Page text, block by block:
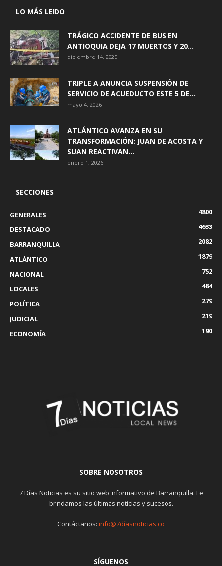
LO MÁS LEIDO
TRÁGICO ACCIDENTE DE BUS EN
ANTIOQUIA DEJA 17 MUERTOS Y 20...
diciembre 14, 2025
TRIPLE A ANUNCIA SUSPENSIÓN DE
SERVICIO DE ACUEDUCTO ESTE 5 DE...
mayo 4, 2026
ATLÁNTICO AVANZA EN SU
TRANSFORMACIÓN: JUAN DE ACOSTA Y
SUAN REACTIVAN...
enero 1, 2026
SECCIONES
GENERALES
4800
DESTACADO
4633
BARRANQUILLA
2082
ATLÁNTICO
1879
NACIONAL
752
LOCALES
484
POLÍTICA
279
JUDICIAL
219
ECONOMÍA
190
SOBRE NOSOTROS
7 Días Noticias es su sitio web informativo de Barranquilla. Le
brindamos las últimas noticias y sucesos.
Contáctanos: info@7díasnoticias.co
SÍGUENOS